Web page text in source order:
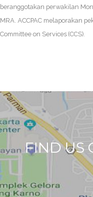
beranggotakan perwakilan
MRA. ACCPAC melaporakan
Committee on Services (CCS).
FIND US